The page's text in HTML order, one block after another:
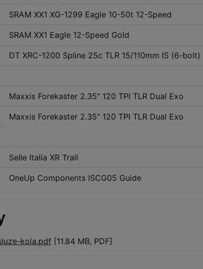
SRAM XX1 XG-1299 Eagle 10-50t 12-Speed
SRAM XX1 Eagle 12-Speed Gold
DT XRC-1200 Spline 25c TLR 15/110mm IS (6-bolt)
Maxxis Forekaster 2.35" 120 TPI TLR Dual Exo
Maxxis Forekaster 2.35" 120 TPI TLR Dual Exo
Selle Italia XR Trail
OneUp Components ISCG05 Guide
kola.pdf [11.84 MB, PDF]